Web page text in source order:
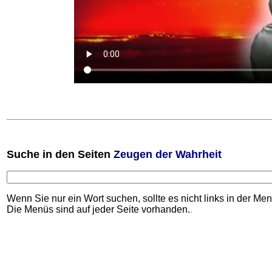
Suche in den Seiten Zeugen der Wahrheit
Wenn Sie nur ein Wort suchen, sollte es nicht links in der
Die Menüs sind auf jeder Seite vorhanden..